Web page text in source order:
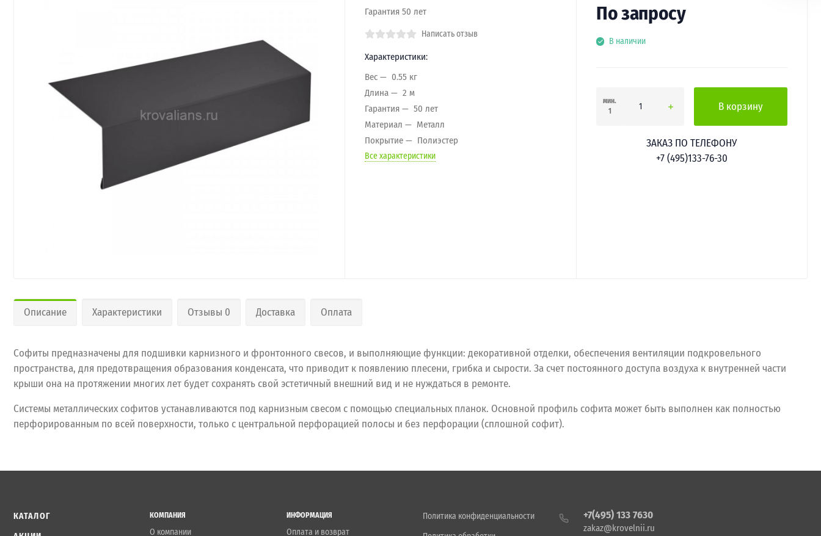
Гарантия 50 лет
Написать отзыв
Характеристики:
Вес
0.55 кг
Длина
2 м
Гарантия
50 лет
Материал
Металл
Покрытие
Полиэстер
Все характеристики
По запросу
В наличии
мин.
1
В корзину
ЗАКАЗ ПО ТЕЛЕФОНУ
+7 (495)133-76-30
Описание Характеристики Отзывы 0 Доставка Оплата
Софиты предназначены для подшивки карнизного и фронтонного свесов, и выполняющие функции: декоративной отделки, обеспечения вентиляции подкровельного
пространства, для предотвращения образования конденсата, что приводит к появлению плесени, грибка и сырости. За счет постоянного доступа воздуха к внутренней части
крыши она на протяжении многих лет будет сохранять свой эстетичный внешний вид и не нуждаться в ремонте.
Системы металлических софитов устанавливаются под карнизным свесом с помощью специальных планок. Основной профиль софита может быть выполнен как полностью
перфорированным по всей поверхности, только с центральной перфорацией полосы и без перфорации (сплошной софит).
КАТАЛОГ
КОМПАНИЯ
О компании
ИНФОРМАЦИЯ
Оплата и возврат
Политика конфиденциальности
+7(495) 133 7630
zakaz@krovelnii.ru